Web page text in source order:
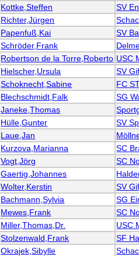
Kottke,Steffen SV
Richter,Jürgen
Papenfuß,Kai SV
Schröder,Frank
Robertson de la Torre,Roberto USC
Hielscher,Ursula SV
Schoknecht,Sabine FC
Blechschmidt,Falk SG
Janeke,Thomas
Hülle,Gunter SV
Laue,Jan
Kurzova,Marianna SC
Vogt,Jörg SC
Gaertig,Johannes
Wolter,Kerstin SV
Bachmann,Sylvia SG
Mewes,Frank SC
Miller,Thomas,Dr. USC
Stolzenwald,Frank SF
Okrajek,Sibylle